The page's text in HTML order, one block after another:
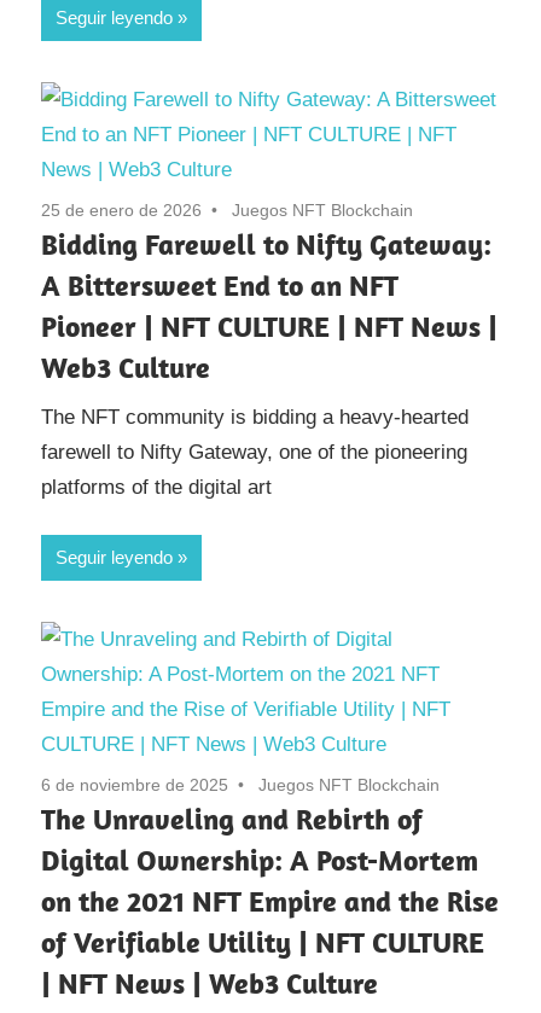
Seguir leyendo
25 de enero de 2026 Juegos NFT Blockchain
Bidding Farewell to Nifty Gateway:
A Bittersweet End to an NFT
Pioneer | NFT CULTURE | NFT News |
Web3 Culture
The NFT community is bidding a heavy-hearted
farewell to Nifty Gateway, one of the pioneering
platforms of the digital art
Seguir leyendo
6 de noviembre de 2025 Juegos NFT Blockchain
The Unraveling and Rebirth of
Digital Ownership: A Post-Mortem
on the 2021 NFT Empire and the Rise
of Verifiable Utility | NFT CULTURE
| NFT News | Web3 Culture